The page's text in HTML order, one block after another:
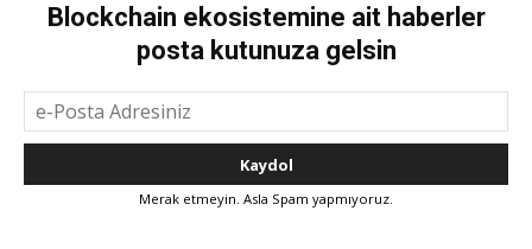
Blockchain ekosistemine ait haberler
posta kutunuza gelsin
Merak etmeyin. Asla Spam yapmıyoruz.